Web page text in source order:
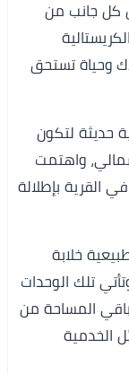
كل جانب من
وحياة تستحق
حديثة لتكون
واهتمت
القرية بإطلالة
خلابة
تلك الوحدات
المساحة من
الخدمية